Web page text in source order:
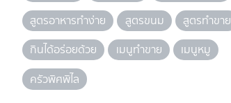
สูตรอาหารทำง่าย
สูตรขนม
สูตรทำขาย
กินได้อร่อยด้วย
เมนูทำขาย
เมนูหมู
ครัวพิศพิไล